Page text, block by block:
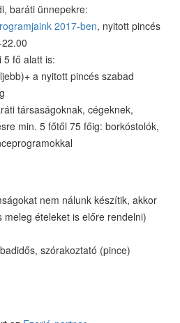
baráti ünnepekre:
2017-ben, nyitott pincés
5 fő alatt is:
a nyitott pincés szabad
társaságoknak, cégeknek,
min. 5 főtől 75 főig: borkóstolók,
nem nálunk készítik, akkor
ételeket is előre rendelni)
szórakoztató (pince)